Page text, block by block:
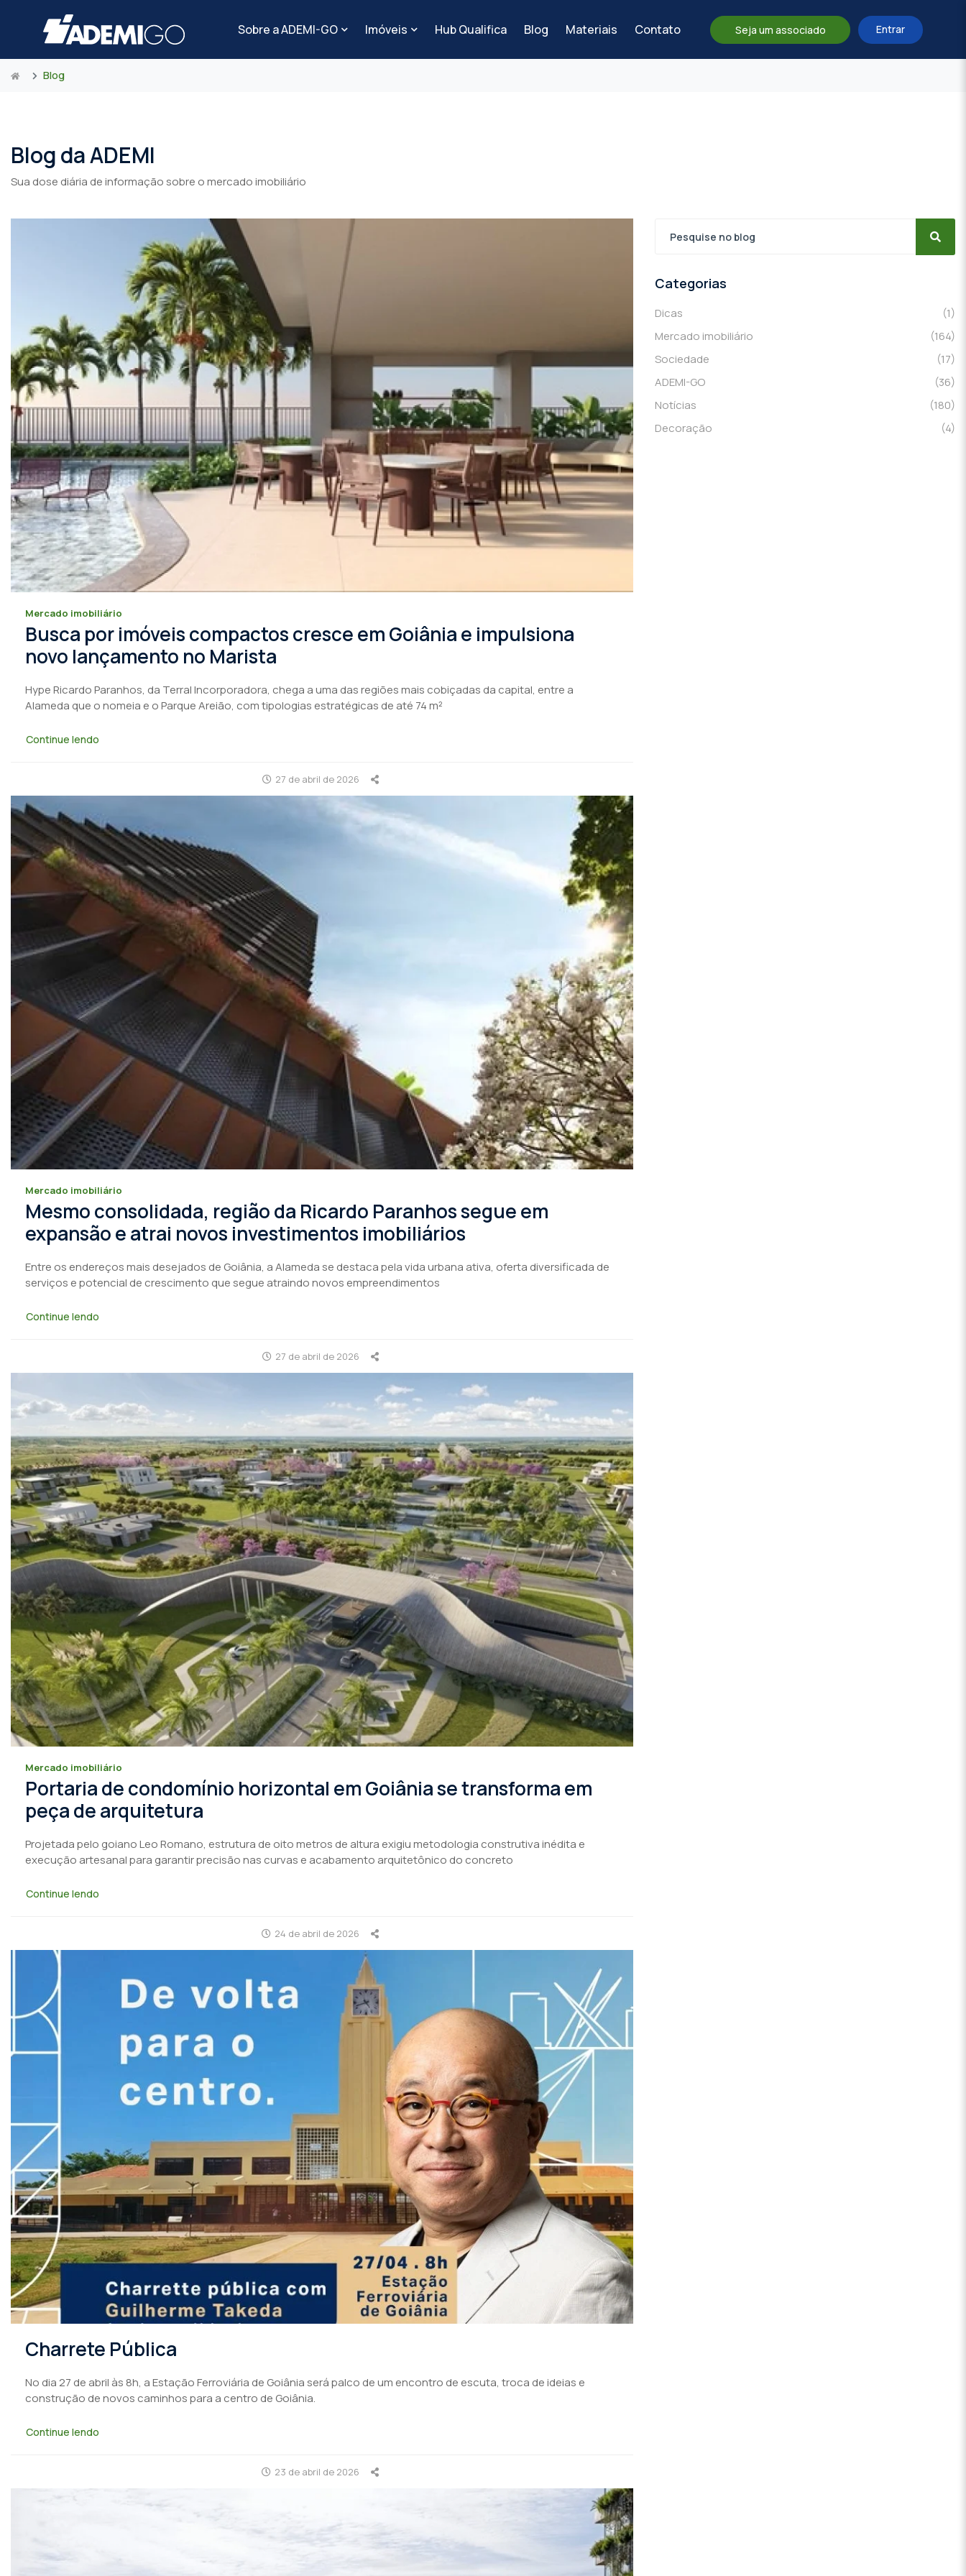
Sobre a ADEMI-GO Imóveis Hub Qualifica Blog Materiais Contato Seja um associado Entrar
Blog
Blog da ADEMI
Sua dose diária de informação sobre o mercado imobiliário
Mercado imobiliário
Busca por imóveis compactos cresce em Goiânia e impulsiona
novo lançamento no Marista
Hype Ricardo Paranhos, da Terral Incorporadora, chega a uma das regiões mais cobiçadas da capital, entre a
Alameda que o nomeia e o Parque Areião, com tipologias estratégicas de até 74 m²
Continue lendo
27 de abril de 2026
Mercado imobiliário
Mesmo consolidada, região da Ricardo Paranhos segue em
expansão e atrai novos investimentos imobiliários
Entre os endereços mais desejados de Goiânia, a Alameda se destaca pela vida urbana ativa, oferta diversificada de
serviços e potencial de crescimento que segue atraindo novos empreendimentos
Continue lendo
27 de abril de 2026
Mercado imobiliário
Portaria de condomínio horizontal em Goiânia se transforma em
peça de arquitetura
Projetada pelo goiano Leo Romano, estrutura de oito metros de altura exigiu metodologia construtiva inédita e
execução artesanal para garantir precisão nas curvas e acabamento arquitetônico do concreto
Continue lendo
24 de abril de 2026
Charrete Pública
No dia 27 de abril às 8h, a Estação Ferroviária de Goiânia será palco de um encontro de escuta, troca de ideias e
construção de novos caminhos para a centro de Goiânia.
Continue lendo
23 de abril de 2026
Categorias
Dicas
(1)
Mercado imobiliário
(164)
Sociedade
(17)
ADEMI-GO
(36)
Notícias
(180)
Decoração
(4)